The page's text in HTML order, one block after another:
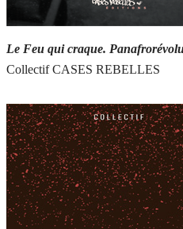
Le Feu qui craque.
Collectif CASES REBELLES